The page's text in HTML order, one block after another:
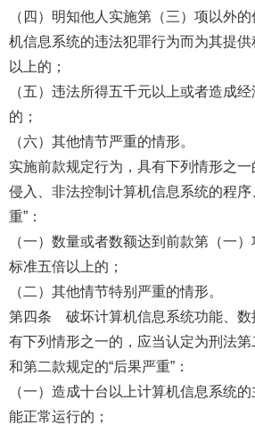
（四）明知他人实施第（三）项以外
机信息系统的违法犯罪行为而为其提
以上的；
（五）违法所得五千元以上或者造成
的；
（六）其他情节严重的情形。
实施前款规定行为，具有下列情形之
侵入、非法控制计算机信息系统的程序
重”：
（一）数量或者数额达到前款第（一
标准五倍以上的；
（二）其他情节特别严重的情形。
第四条 破坏计算机信息系统功能、数
有下列情形之一的，应当认定为刑法
和第二款规定的“后果严重”：
（一）造成十台以上计算机信息系统
能正常运行的；